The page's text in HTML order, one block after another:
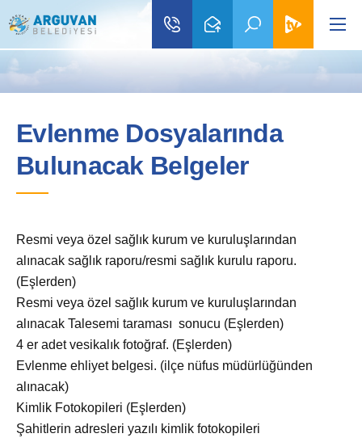
Evlenme Dosyalarında
Bulunacak Belgeler
Resmi veya özel sağlık kurum ve kuruluşlarından
alınacak sağlık raporu/resmi sağlık kurulu raporu.
(Eşlerden)
Resmi veya özel sağlık kurum ve kuruluşlarından
alınacak Talesemi taraması sonucu (Eşlerden)
4 er adet vesikalık fotoğraf. (Eşlerden)
Evlenme ehliyet belgesi. (ilçe nüfus müdürlüğünden
alınacak)
Kimlik Fotokopileri (Eşlerden)
Şahitlerin adresleri yazılı kimlik fotokopileri